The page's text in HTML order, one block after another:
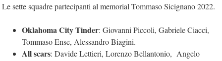
Le sette squadre partecipanti al memorial Tommaso Sicignano 2022.
Oklahoma City Tinder: Giovanni Piccoli, Gabriele Ciacci,
Tommaso Ense, Alessandro Biagini.
All scars: Davide Lettieri, Lorenzo Bellantonio, Angelo